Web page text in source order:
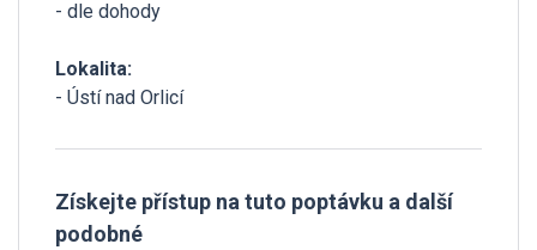
- dle dohody
Lokalita:
- Ústí nad Orlicí
Získejte přístup na tuto poptávku a další
podobné